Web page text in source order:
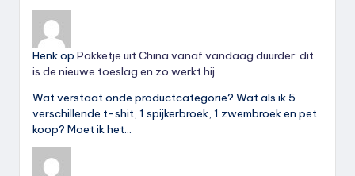
Henkop Pakketje uit China vanaf vandaag duurder: dit
is de nieuwe toeslag en zo werkt hij
Wat verstaat onde productcategorie? Wat als ik 5
verschillende t-shit, 1 spijkerbroek, 1 zwembroek en pet
koop? Moet ik het…